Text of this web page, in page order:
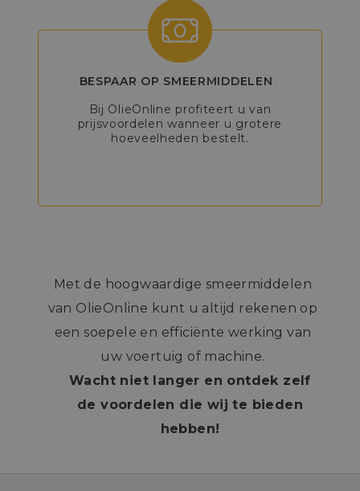
BESPAAR OP SMEERMIDDELEN
Bij OlieOnline profiteert u van
prijsvoordelen wanneer u grotere
hoeveelheden bestelt.
Met de hoogwaardige smeermiddelen
van OlieOnline kunt u altijd rekenen op
een soepele en efficiënte werking van
uw voertuig of machine.
Wacht niet langer en ontdek zelf
de voordelen die wij te bieden
hebben!